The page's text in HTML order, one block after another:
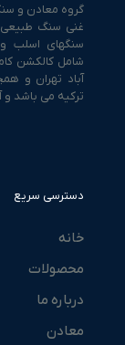
غنی سنگ طبیعی
سنگهای اسلب
شامل کالکشن
آباد تهران و
ترکیه می باشد و
دسترسی سریع
خانه
محصولات
درباره ما
معادن